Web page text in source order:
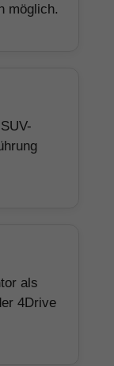
möglich.
als
4Drive